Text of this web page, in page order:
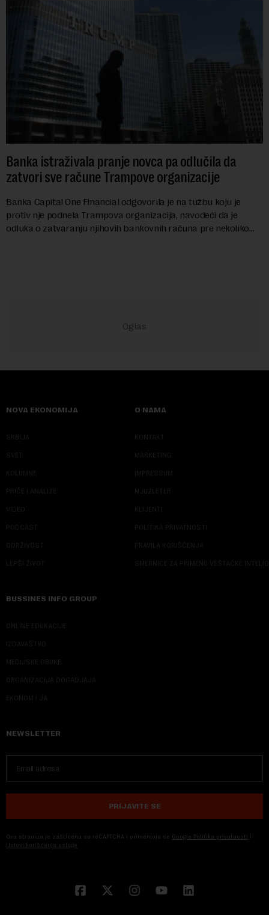
Banka istraživala pranje novca pa odlučila da
zatvori sve račune Trampove organizacije
Banka Capital One Financial odgovorila je na tužbu koju je
protiv nje podnela Trampova organizacija, navodeći da je
odluka o zatvaranju njihovih bankovnih računa pre nekoliko
NOVA EKONOMIJA
SRBIJA
SVET
KOLUMNE
PRIČE I ANALIZE
VIDEO
PODCAST
ODRŽIVOST
LEPŠI ŽIVOT
O NAMA
KONTAKT
MARKETING
IMPRESSUM
NJUZLETER
KLIJENTI
POLITIKA PRIVATNOSTI
PRAVILA KORIŠĆENJA
SMERNICE ZA PRIMENU VEŠTAČKE
BUSSINES INFO GROUP
ONLINE EDUKACIJE
IZDAVAŠTVO
MEDIJSKE OBUKE
ORGANIZACIJA DOGADJAJA
EKONOM I JA
NEWSLETTER
PRIJAVITE SE
Ova stranica je zaštićena sa reCAPTCHA i primenjuju se Google Politika privatnosti i
Uslovi korišćenja usluge